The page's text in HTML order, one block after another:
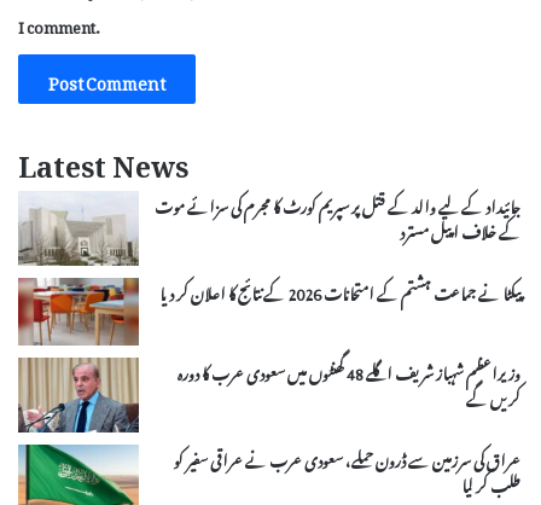
I comment.
Latest News
جائیداد کے لیے والد کے قتل پر سپریم کورٹ کا مجرم کی سزائے موت
کے خلاف اپیل مسترد
پیکٹا نے جماعت ہشتم کے امتحانات 2026 کے نتائج کا اعلان کر دیا
وزیراعظم شہباز شریف اگلے 48 گھنٹوں میں سعودی عرب کا دورہ
کریں گے
عراق کی سرزمین سے ڈرون حملے، سعودی عرب نے عراقی سفیر کو
طلب کر لیا